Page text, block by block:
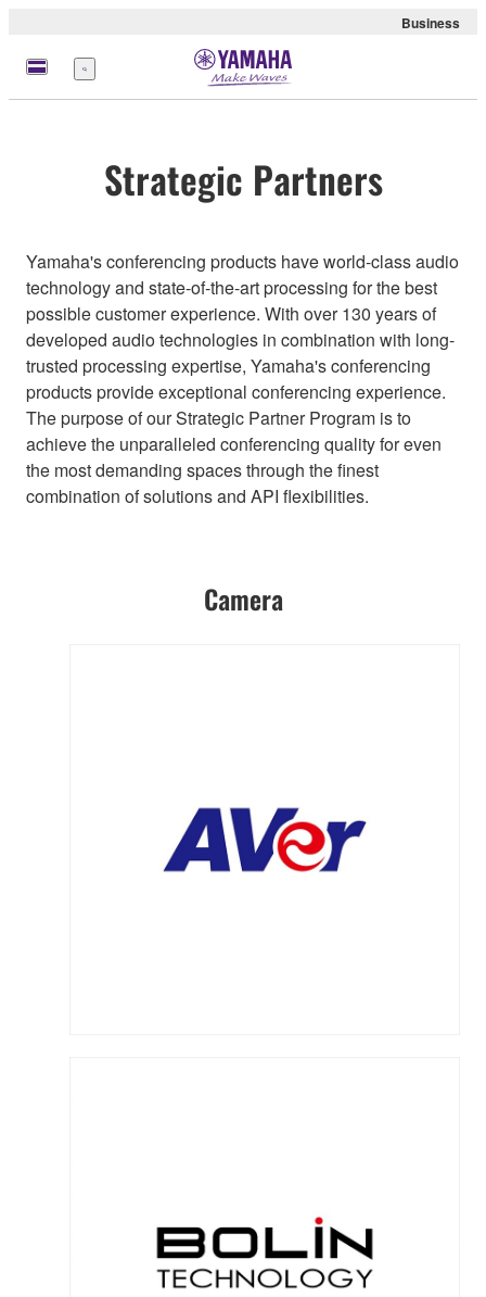
Business
Menu
Strategic Partners
Yamaha's conferencing products have world-class audio
technology and state-of-the-art processing for the best
possible customer experience. With over 130 years of
developed audio technologies in combination with long-
trusted processing expertise, Yamaha's conferencing
products provide exceptional conferencing experience.
The purpose of our Strategic Partner Program is to
achieve the unparalleled conferencing quality for even
the most demanding spaces through the finest
combination of solutions and API flexibilities.
Camera